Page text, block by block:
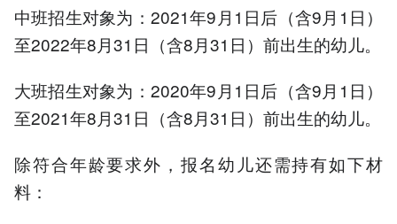
中班招生对象为：2021年9月1日后（含9月1日）
至2022年8月31日（含8月31日）前出生的幼儿。
大班招生对象为：2020年9月1日后（含9月1日）
至2021年8月31日（含8月31日）前出生的幼儿。
除符合年龄要求外，报名幼儿还需持有如下材
料：